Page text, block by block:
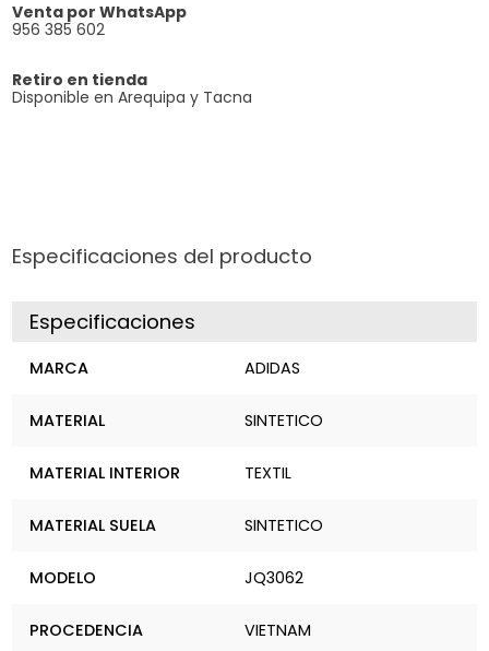
Venta por WhatsApp
956 385 602
Retiro en tienda
Disponible en Arequipa y Tacna
Especificaciones del producto
Especificaciones
MARCA ADIDAS
MATERIAL SINTETICO
MATERIAL INTERIOR TEXTIL
MATERIAL SUELA SINTETICO
MODELO JQ3062
PROCEDENCIA VIETNAM